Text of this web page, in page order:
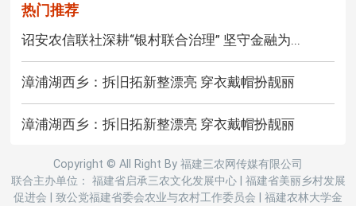
热门推荐
诏安农信联社深耕“银村联合治理” 坚守金融为...
漳浦湖西乡：拆旧拓新整漂亮 穿衣戴帽扮靓丽
漳浦湖西乡：拆旧拓新整漂亮 穿衣戴帽扮靓丽
Copyright © All Right By 福建三农网传媒有限公司
联合主办单位： 福建省启承三农文化发展中心
福建省美丽乡村发展
促进会
致公党福建省委会农业与农村工作委员会
福建农林大学金